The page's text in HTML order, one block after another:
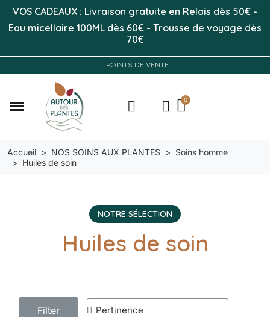
VOS CADEAUX : Livraison gratuite en Relais dès 50€ -
Eau micellaire 100ML dès 60€ - Trousse de voyage dès
70€
POINTS DE VENTE
Accueil NOS SOINS AUX PLANTES
Soins homme
Huiles de soin
NOTRE SÉLECTION
Huiles de soin
Filter